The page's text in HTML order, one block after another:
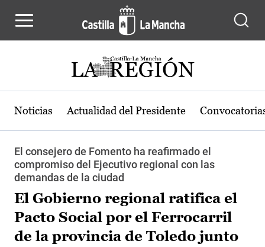
Noticias Actualidad del Presidente
El consejero de Fomento ha reafirmado el
compromiso del Ejecutivo regional con las
demandas de la ciudad
El Gobierno regional ratifica el
Pacto Social por el Ferrocarril
de la provincia de Toledo junto